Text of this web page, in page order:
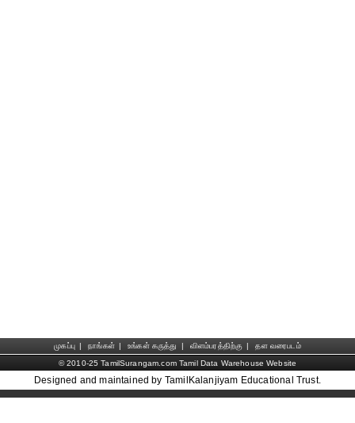
முகப்பு | நாங்கள் | உங்கள் கருத்து | விளம்பரத்திற்கு |
தள வரைபடம்
© 2010-25 TamilSurangam.com Tamil Data Warehouse Website
Designed and maintained by TamilKalanjiyam Educational Trust.